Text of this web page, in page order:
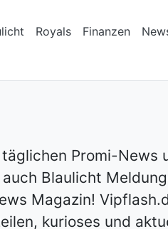
Royals Finanzen
Promi-News
Blaulicht
Magazin!
kurioses und